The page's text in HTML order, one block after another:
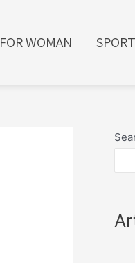
FOR WOMAN SPORT